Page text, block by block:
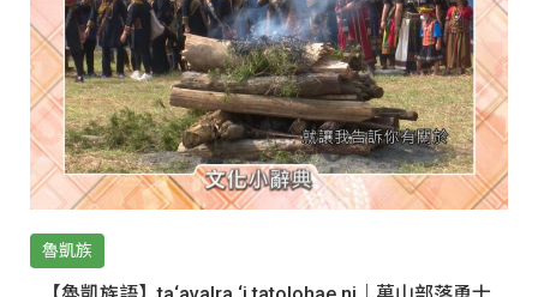
魯凱族